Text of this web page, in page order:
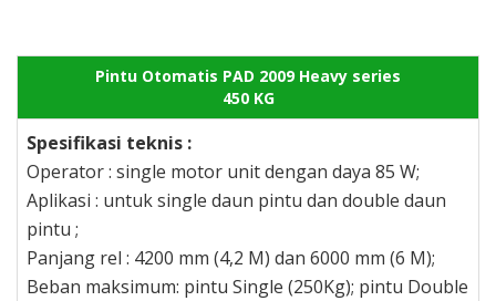
Pintu Otomatis PAD 2009 Heavy series
450 KG
Spesifikasi teknis :
Operator : single motor unit dengan daya 85 W;
Aplikasi : untuk single daun pintu dan double daun
pintu ;
Panjang rel : 4200 mm (4,2 M) dan 6000 mm (6 M);
Beban maksimum: pintu Single (250Kg); pintu Double